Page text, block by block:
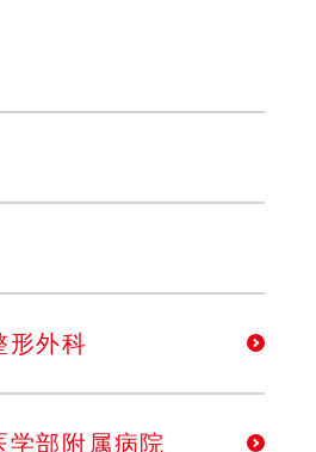
形外科
学部附属病院